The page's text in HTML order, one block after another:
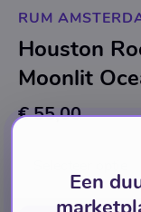
RUM
Houston
Moonlit
€ 55,00
Een